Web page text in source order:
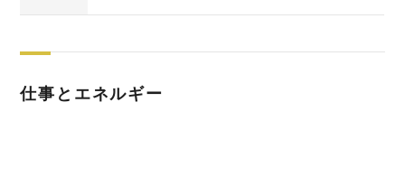
仕事とエネルギー